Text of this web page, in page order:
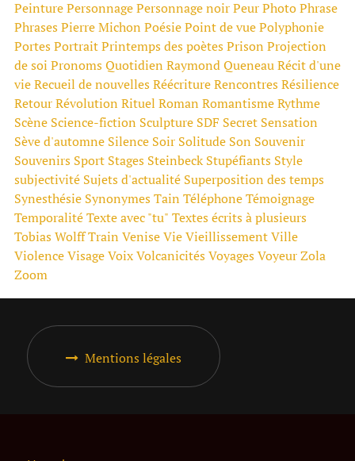
PeinturePersonnagePersonnage noirPeurPhotoPhrase
PhrasesPierre Michon PoésiePoint de vuePolyphonie
PortesPortraitPrintemps des poètesPrison Projection
de soi PronomsQuotidien Raymond QueneauRécit d'une
vieRecueil de nouvellesRéécritureRencontresRésilience
RetourRévolution Rituel Roman RomantismeRythme
Scène Science-fiction Sculpture SDF Secret Sensation
Sève d'automne Silence Soir Solitude Son Souvenir
Souvenirs Sport Stages Steinbeck Stupéfiants Style
subjectivité Sujets d'actualité Superposition des temps
Synesthésie SynonymesTain TéléphoneTémoignage
TemporalitéTexte avec "tu" Textes écrits à plusieurs
Tobias WolffTrain VeniseVieVieillissementVille
ViolenceVisageVoixVolcanicitésVoyagesVoyeurZola
Zoom
Mentions légales